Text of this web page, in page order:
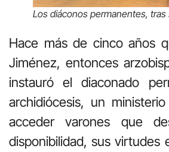
Los diáconos permanentes, tras
Hace más de cinco años
Jiménez, entonces
instauró el diaconado
archidiócesis, un
acceder varones que
disponibilidad, sus virtudes